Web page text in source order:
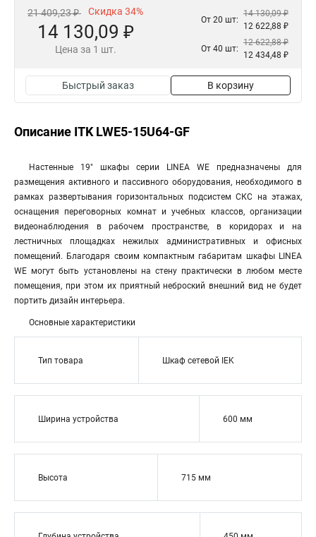
21 409,23 ₽ Скидка 34%
14 130,09 ₽
Цена за 1 шт.
От 20 шт:
14 130,09 ₽
12 622,88 ₽
От 40 шт:
12 622,88 ₽
12 434,48 ₽
Быстрый заказ В корзину
Описание ITK LWE5-15U64-GF
Настенные 19" шкафы серии LINEA WE предназначены для
размещения активного и пассивного оборудования, необходимого в
рамках развертывания горизонтальных подсистем СКС на этажах,
оснащения переговорных комнат и учебных классов, организации
видеонаблюдения в рабочем пространстве, в коридорах и на
лестничных площадках нежилых административных и офисных
помещений. Благодаря своим компактным габаритам шкафы LINEA
WE могут быть установлены на стену практически в любом месте
помещения, при этом их приятный неброский внешний вид не будет
портить дизайн интерьера.
Основные характеристики
Тип товара Шкаф сетевой IEK
Ширина устройства 600 мм
Высота 715 мм